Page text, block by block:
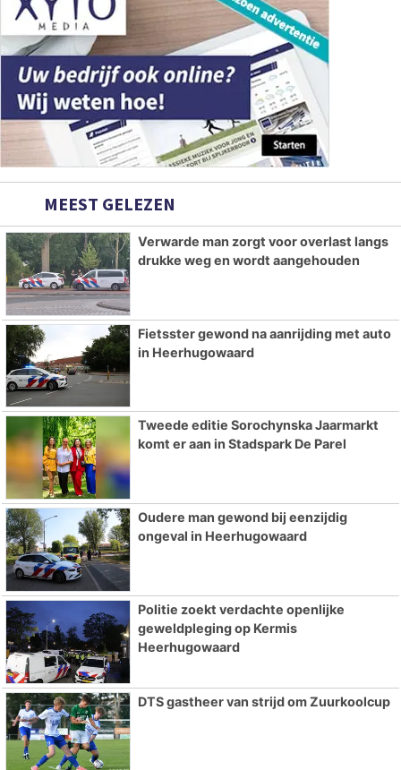
MEEST GELEZEN
Verwarde man zorgt voor overlast langs
drukke weg en wordt aangehouden
Fietsster gewond na aanrijding met auto
in Heerhugowaard
Tweede editie Sorochynska Jaarmarkt
komt er aan in Stadspark De Parel
Oudere man gewond bij eenzijdig
ongeval in Heerhugowaard
Politie zoekt verdachte openlijke
geweldpleging op Kermis
Heerhugowaard
DTS gastheer van strijd om Zuurkoolcup